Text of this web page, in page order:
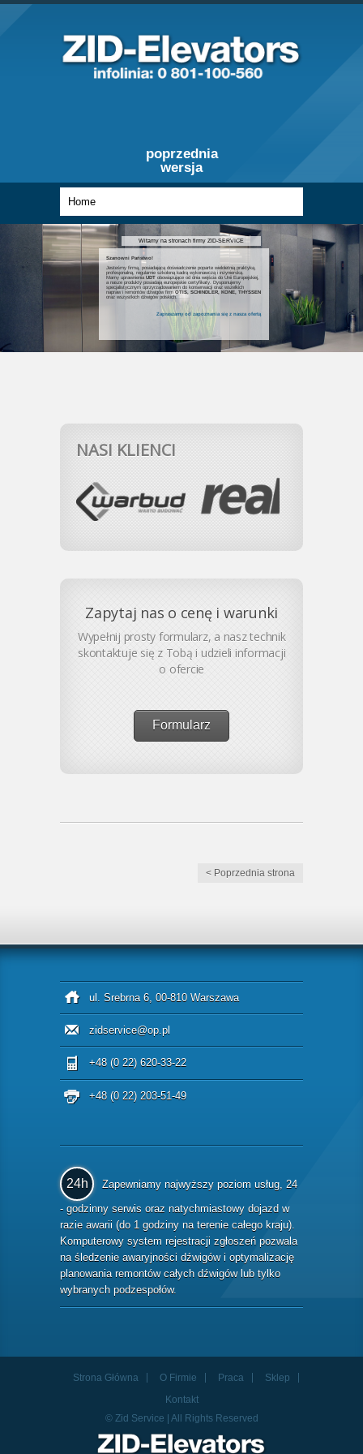
poprzednia
wersja
Witamy na stronach firmy ZID-SERVICE
Szanowni Państwo!
Jesteśmy firmą, posiadającą doświadczenie poparte wieloletnią praktyką,
profesjonalną, regularnie szkoloną kadrą wykonawczą i inżynierską.
Mamy uprawnieniaUDT obowiązujące od dnia wejścia do Unii Europejskiej,
a nasze produkty posiadają europejskie certyfikaty. Dysponujemy
specjalistycznym oprzyrządowaniem do konserwacji oraz wszelkich
napraw i remontów dźwigów firmOTIS, SCHINDLER, KONE, THYSSEN
oraz wszystkich dźwigów polskich.
Zapraszamy od zapoznania się z nasza ofertą
NASI KLIENCI
Zapytaj nas o cenę i warunki
Wypełnij prosty formularz, a nasz technik
skontaktuje się z Tobą i udzieli informacji
o ofercie
Formularz
< Poprzednia strona
ul. Srebrna 6, 00-810 Warszawa
zidservice@op.pl
+48 (0 22) 620-33-22
+48 (0 22) 203-51-49
24h
Zapewniamy najwyższy poziom usług, 24
- godzinny serwis oraz natychmiastowy dojazd w
razie awarii (do 1 godziny na terenie całego kraju).
Komputerowy system rejestracji zgłoszeń pozwala
na śledzenie awaryjności dźwigów i optymalizację
planowania remontów całych dźwigów lub tylko
wybranych podzespołów.
Strona Główna O Firmie Praca
Sklep
Kontakt
© Zid Service | All Rights Reserved